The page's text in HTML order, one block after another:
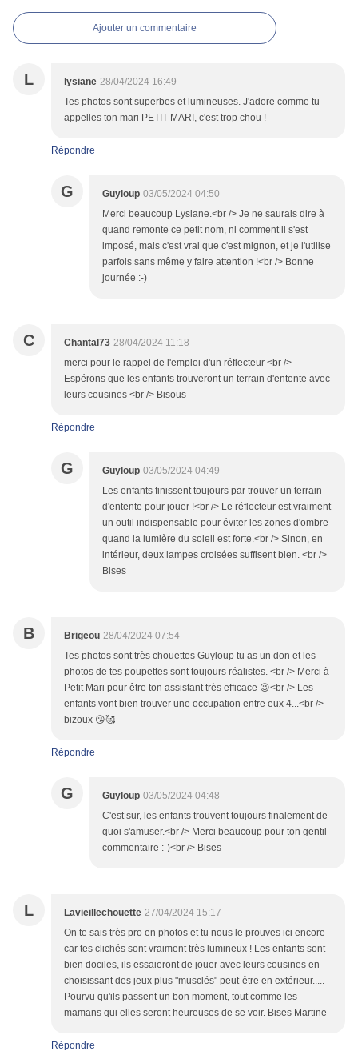
Ajouter un commentaire
L lysiane 28/04/2024 16:49
Tes photos sont superbes et lumineuses. J'adore comme tu
appelles ton mari PETIT MARI, c'est trop chou !
Répondre
G Guyloup 03/05/2024 04:50
Merci beaucoup Lysiane.<br /> Je ne saurais dire à
quand remonte ce petit nom, ni comment il s'est
imposé, mais c'est vrai que c'est mignon, et je l'utilise
parfois sans même y faire attention !<br /> Bonne
journée :-)
C Chantal73 28/04/2024 11:18
merci pour le rappel de l'emploi d'un réflecteur <br />
Espérons que les enfants trouveront un terrain d'entente avec
leurs cousines <br /> Bisous
Répondre
G Guyloup 03/05/2024 04:49
Les enfants finissent toujours par trouver un terrain
d'entente pour jouer !<br /> Le réflecteur est vraiment
un outil indispensable pour éviter les zones d'ombre
quand la lumière du soleil est forte.<br /> Sinon, en
intérieur, deux lampes croisées suffisent bien. <br />
Bises
B Brigeou 28/04/2024 07:54
Tes photos sont très chouettes Guyloup tu as un don et les
photos de tes poupettes sont toujours réalistes. <br /> Merci à
Petit Mari pour être ton assistant très efficace 😉<br /> Les
enfants vont bien trouver une occupation entre eux 4...<br />
bizoux 😘🥰
Répondre
G Guyloup 03/05/2024 04:48
C'est sur, les enfants trouvent toujours finalement de
quoi s'amuser.<br /> Merci beaucoup pour ton gentil
commentaire :-)<br /> Bises
L Lavieillechouette 27/04/2024 15:17
On te sais très pro en photos et tu nous le prouves ici encore
car tes clichés sont vraiment très lumineux ! Les enfants sont
bien dociles, ils essaieront de jouer avec leurs cousines en
choisissant des jeux plus "musclés" peut-être en extérieur.....
Pourvu qu'ils passent un bon moment, tout comme les
mamans qui elles seront heureuses de se voir. Bises Martine
Répondre